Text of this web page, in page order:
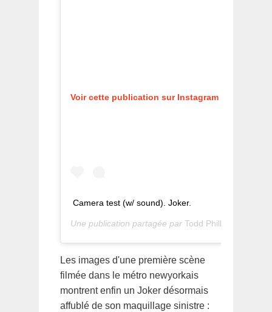
Voir cette publication sur Instagram
Camera test (w/ sound). Joker.
Une publication partagée par Todd Phillips
Les images d'une première scène
filmée dans le métro newyorkais
montrent enfin un Joker désormais
affublé de son maquillage sinistre :